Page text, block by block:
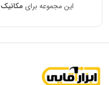
این مجموعه برای